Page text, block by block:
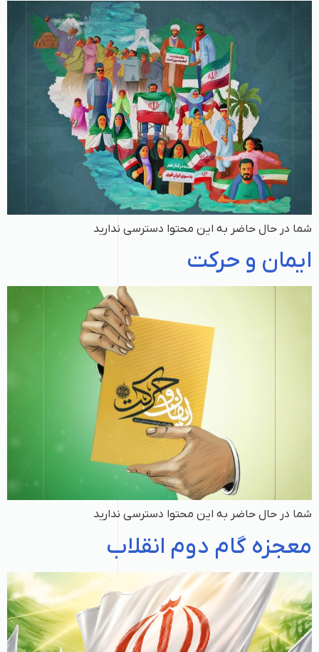
شما در حال حاضر به این محتوا دسترسی ندارید
ایمان و حرکت
شما در حال حاضر به این محتوا دسترسی ندارید
معجزه گام دوم انقلاب